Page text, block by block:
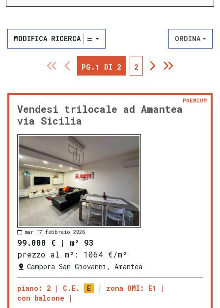
MODIFICA RICERCA ORDINA
PG.1 DI 2 2
Vendesi trilocale ad Amantea
via Sicilia
PREMIUM
mar 17 febbraio 2026
99.000 € | m² 93
prezzo al m²:
1064 €/m²
Campora San Giovanni, Amantea
piano: 2 C.E. E
zona OMI: E1
con balcone